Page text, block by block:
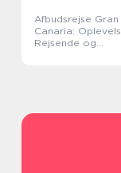
Afbudsrejse Gran
Canaria:
Rejsende og